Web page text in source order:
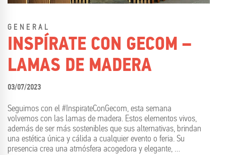
GENERAL
INSPÍRATE CON GECOM –
LAMAS DE MADERA
03/07/2023
Seguimos con el #InspirateConGecom, esta semana
volvemos con las lamas de madera. Estos elementos vivos,
además de ser más sostenibles que sus alternativas, brindan
una estética única y cálida a cualquier evento o feria. Su
presencia crea una atmósfera acogedora y elegante, …